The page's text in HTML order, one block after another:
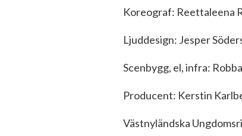
Koreograf: Reettaleena
Ljuddesign: Jesper
Scenbygg, el, infra:
Producent: Kerstin
Västnyländska